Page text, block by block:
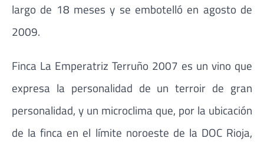
largo de 18 meses y se embotelló en agosto de
2009.
Finca La Emperatriz Terruño 2007 es un vino que
expresa la personalidad de un terroir de gran
personalidad, y un microclima que, por la ubicación
de la finca en el límite noroeste de la DOC Rioja,